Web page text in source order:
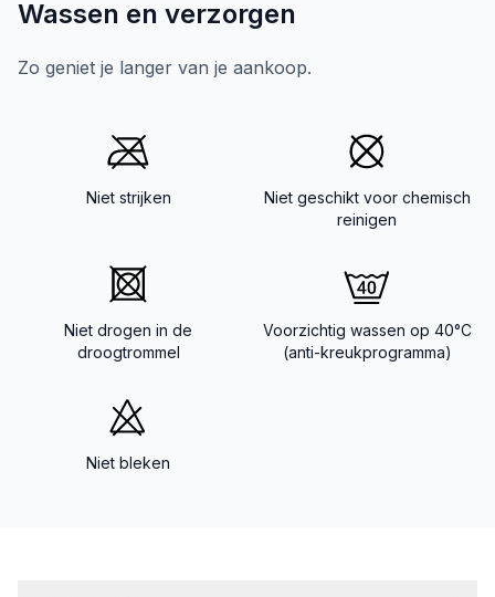
Wassen en verzorgen
Zo geniet je langer van je aankoop.
Niet strijken
Niet geschikt voor chemisch
reinigen
Niet drogen in de
droogtrommel
Voorzichtig wassen op 40°C
(anti-kreukprogramma)
Niet bleken